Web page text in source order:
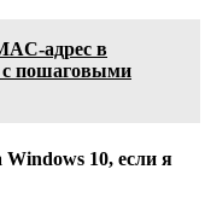
адрес в
с пошаговыми
10, если я